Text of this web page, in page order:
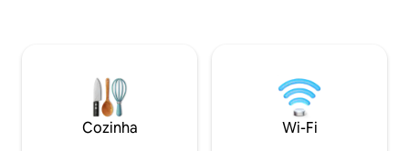
sol. Vila de um andar para nove pessoas:
cama retrátil, ou trabalhe em qualquer
lugar com vista panorâmica. A minutos
do aeroporto, restaurantes, golfe,
trilhas, treinamento de primavera e
green, área de
jantar. Internet de alta velocidade
Dorme
pessoas. 4
Cozinha Wi-Fi